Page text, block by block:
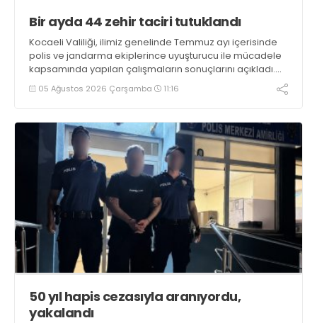
Bir ayda 44 zehir taciri tutuklandı
Kocaeli Valiliği, ilimiz genelinde Temmuz ayı içerisinde
polis ve jandarma ekiplerince uyuşturucu ile mücadele
kapsamında yapılan çalışmaların sonuçlarını açıkladı.
Çalışmalar sonucunda uyuşturucu ve uyarıcı madde
kullanan, ticaretini ve sevkiyatını yapan 44 şahıs
05 Ağustos 2026 Çarşamba 11:16
50 yıl hapis cezasıyla aranıyordu,
yakalandı